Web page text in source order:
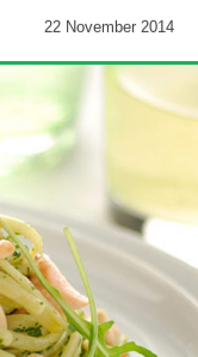
22 November 2014